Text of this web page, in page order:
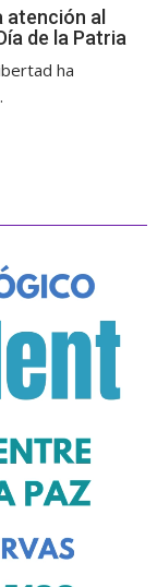
atención al
de la Patria
ha